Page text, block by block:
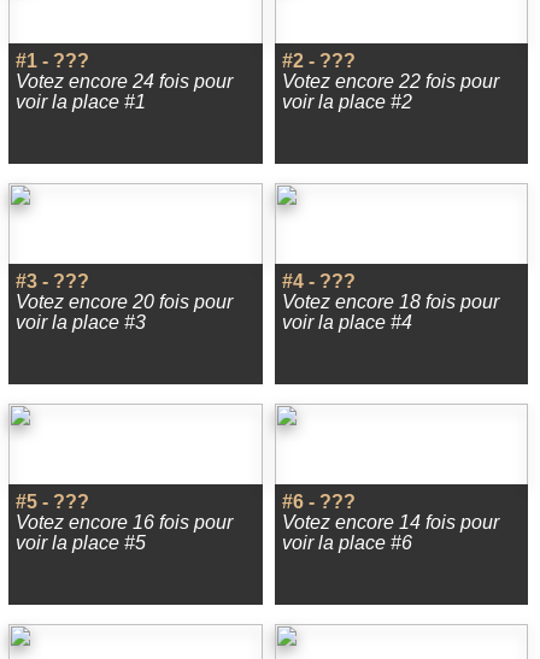
#1 - ???
Votez encore 24 fois pour
voir la place #1
#2 - ???
Votez encore 22 fois pour
voir la place #2
#3 - ???
Votez encore 20 fois pour
voir la place #3
#4 - ???
Votez encore 18 fois pour
voir la place #4
#5 - ???
Votez encore 16 fois pour
voir la place #5
#6 - ???
Votez encore 14 fois pour
voir la place #6